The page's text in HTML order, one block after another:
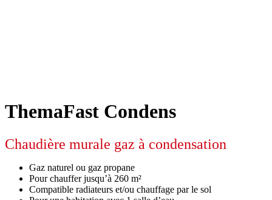
ThemaFast Condens
Chaudière murale gaz à condensation
Gaz naturel ou gaz propane
Pour chauffer jusqu’à 260 m²
Compatible radiateurs et/ou chauffage par le sol